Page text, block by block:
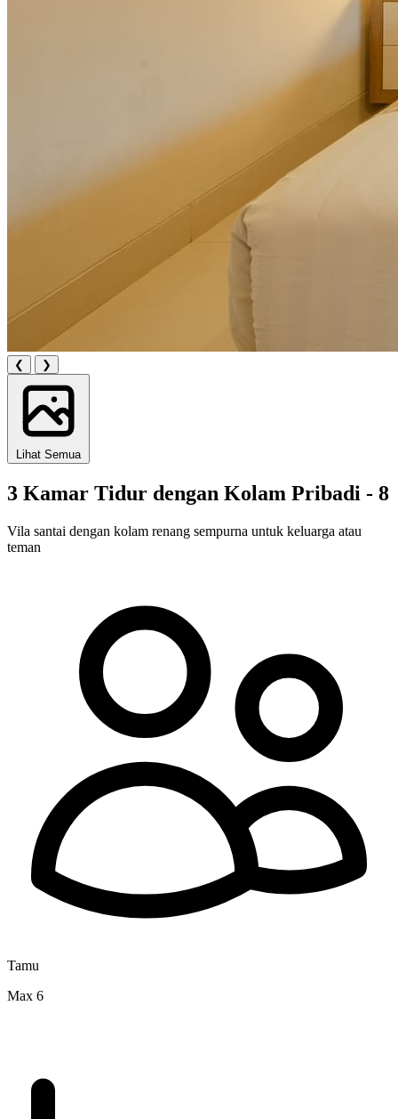
❮ ❯
Lihat Semua
3 Kamar Tidur dengan Kolam Pribadi - 8
Vila santai dengan kolam renang sempurna untuk keluarga atau
teman
Tamu
Max 6